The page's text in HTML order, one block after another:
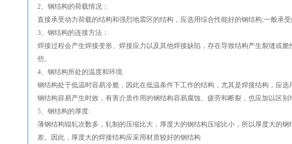
2、钢结构的荷载情况：
直接承受动力荷载的结构和强烈地震区的结构，应选用综合性能好的钢结构;一般承
3、钢结构的连接方法：
焊接过程会产生焊接变形、焊接应力以及其他焊接缺陷，存在导致结构产生裂缝或
些。
4、钢结构所处的温度和环境:
钢结构处于低温时容易冷脆，因此在低温条件下工作的结构，尤其是焊接结构，应
钢结构容易产生时效，有害介质作用的钢结构容易腐蚀、疲劳和断裂，也应加以区别
5、钢结构的厚度:
薄钢结构辊轧次数多，轧制的压缩比大，厚度大的钢结构压缩比小，所以厚度大的
差。因此，厚度大的焊接结构应采用材质较好的钢结构